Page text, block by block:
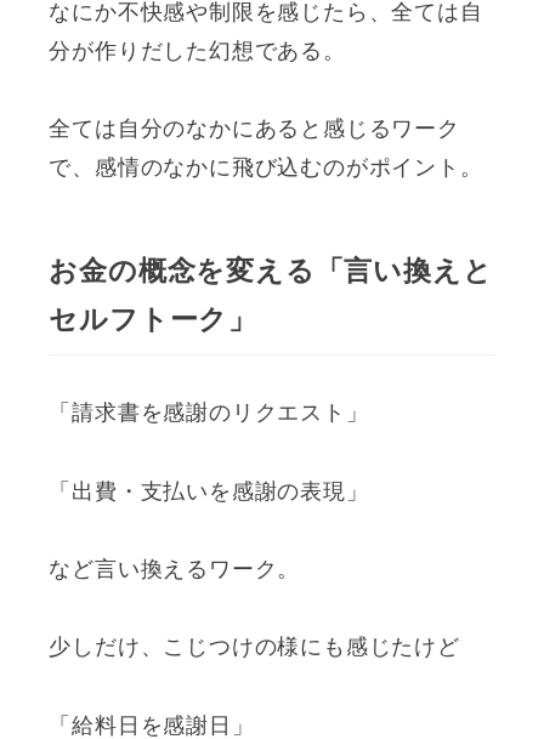
なにか不快感や制限を感じたら、全ては自
分が作りだした幻想である。
全ては自分のなかにあると感じるワーク
で、感情のなかに飛び込むのがポイント。
お金の概念を変える「言い換えと
セルフトーク」
「請求書を感謝のリクエスト」
「出費・支払いを感謝の表現」
など言い換えるワーク。
少しだけ、こじつけの様にも感じたけど
「給料日を感謝日」